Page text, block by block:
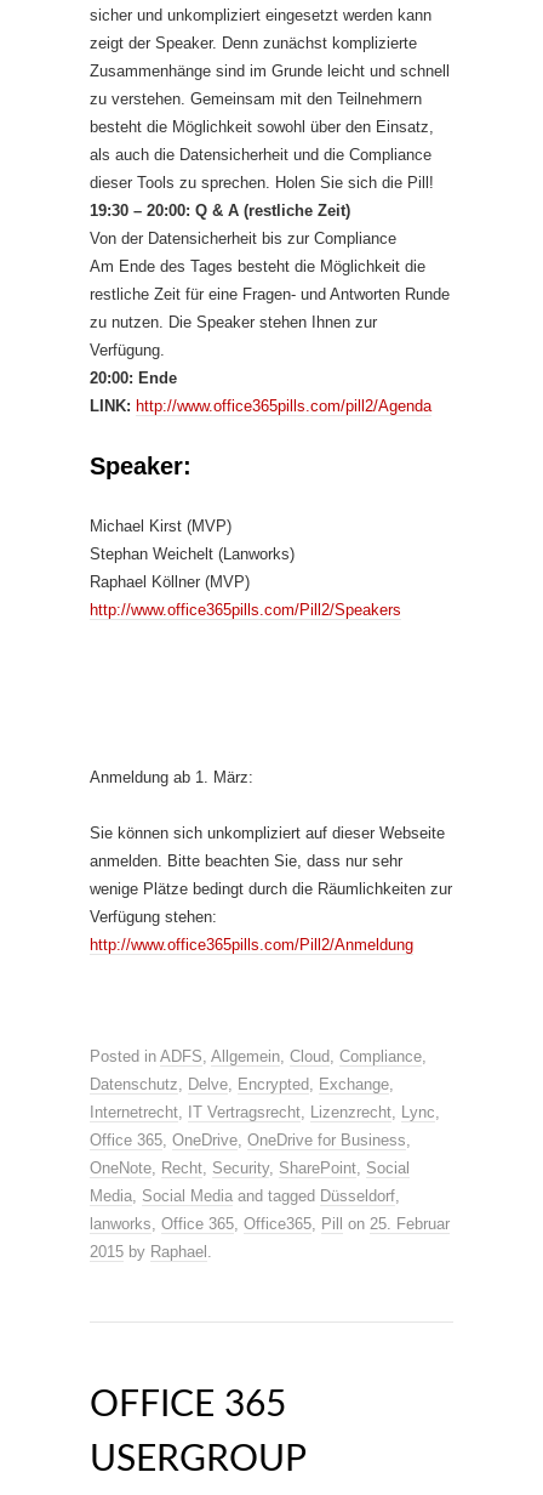
sicher und unkompliziert eingesetzt werden kann
zeigt der Speaker. Denn zunächst komplizierte
Zusammenhänge sind im Grunde leicht und schnell
zu verstehen. Gemeinsam mit den Teilnehmern
besteht die Möglichkeit sowohl über den Einsatz,
als auch die Datensicherheit und die Compliance
dieser Tools zu sprechen. Holen Sie sich die Pill!
19:30 – 20:00: Q & A (restliche Zeit)
Von der Datensicherheit bis zur Compliance
Am Ende des Tages besteht die Möglichkeit die
restliche Zeit für eine Fragen- und Antworten Runde
zu nutzen. Die Speaker stehen Ihnen zur
Verfügung.
20:00: Ende
LINK: http://www.office365pills.com/pill2/Agenda
Speaker:
Michael Kirst (MVP)
Stephan Weichelt (Lanworks)
Raphael Köllner (MVP)
http://www.office365pills.com/Pill2/Speakers
Anmeldung ab 1. März:
Sie können sich unkompliziert auf dieser Webseite
anmelden. Bitte beachten Sie, dass nur sehr
wenige Plätze bedingt durch die Räumlichkeiten zur
Verfügung stehen:
http://www.office365pills.com/Pill2/Anmeldung
Posted in ADFS, Allgemein, Cloud, Compliance,
Datenschutz, Delve, Encrypted, Exchange,
Internetrecht, IT Vertragsrecht, Lizenzrecht, Lync,
Office 365, OneDrive, OneDrive for Business,
OneNote, Recht, Security, SharePoint, Social
Media, Social Media and tagged Düsseldorf,
lanworks, Office 365, Office365, Pill on 25. Februar
2015 by Raphael .
OFFICE 365
USERGROUP